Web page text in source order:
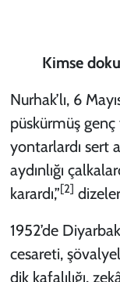
Kimse
Nurhak’lı, 6
püskürmüş genç
yontarlardı sert
aydınlığı
karardı,”[2]
1952’de
cesareti,
dik kafalılığı,